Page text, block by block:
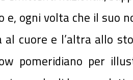
ogni volta che il suo
cuore e l’altra allo
pomeridiano per